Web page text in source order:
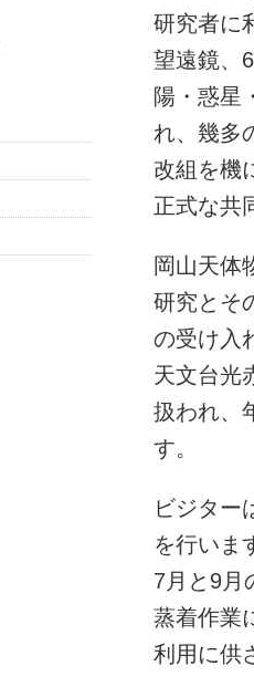
研究者に
望遠鏡、
陽・惑星
れ、幾多
改組を機
正式な共
岡山天体
研究とそ
の受け入
天文台光
扱われ、
す。
ビジター
を行いま
7月と9月
蒸着作業
利用に供